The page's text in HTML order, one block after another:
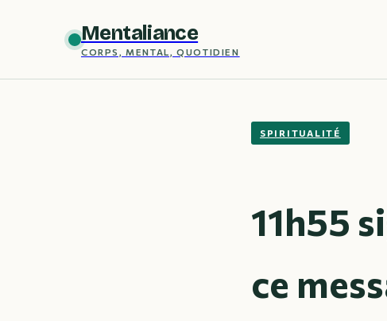
Mentaliance
CORPS, MENTAL, QUOTIDIEN
SPIRITUALITÉ
11h55
ce